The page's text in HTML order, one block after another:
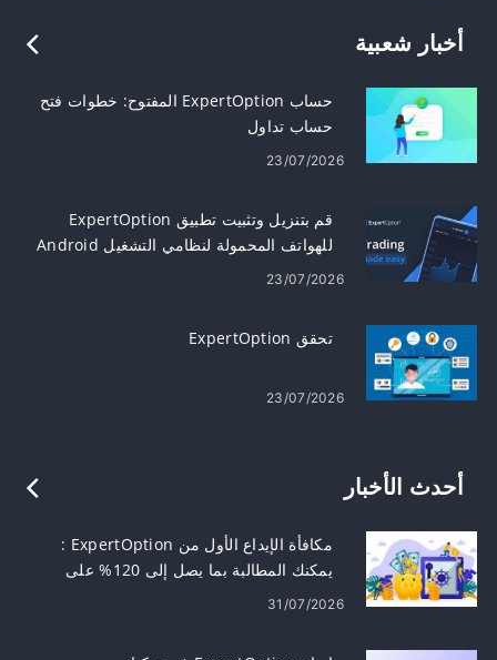
أخبار شعبية
حساب ExpertOption المفتوح: خطوات فتح
حساب تداول
23/07/2026
قم بتنزيل وتثبيت تطبيق ExpertOption
للهواتف المحمولة لنظامي التشغيل Android
وiOS
23/07/2026
تحقق ExpertOption
23/07/2026
أحدث الأخبار
مكافأة الإيداع الأول من ExpertOption :
يمكنك المطالبة بما يصل إلى 120% على
إيداعك
31/07/2026